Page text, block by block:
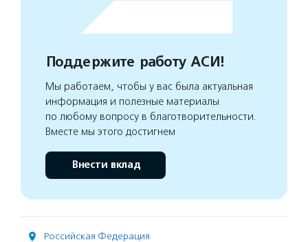
Поддержите работу АСИ!
Мы работаем, чтобы у вас была актуальная
информация и полезные материалы
по любому вопросу в благотворительности.
Вместе мы этого достигнем
Внести вклад
Российская Федерация